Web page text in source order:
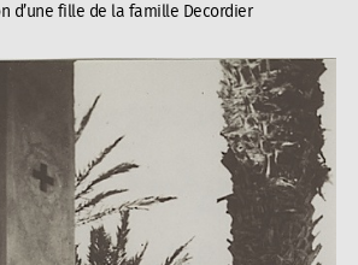
d’une fille de la famille Decordier